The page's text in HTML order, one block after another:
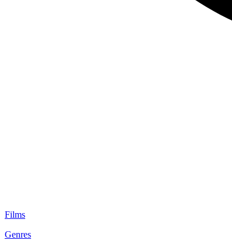
Films
Genres